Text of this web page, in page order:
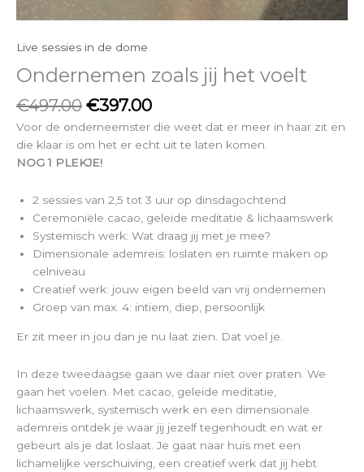
Live sessies in de dome
Ondernemen zoals jij het voelt
€497.00 €397.00
Voor de onderneemster die weet dat er meer in haar zit en
die klaar is om het er echt uit te laten komen.
NOG 1 PLEKJE!
2 sessies van 2,5 tot 3 uur op dinsdagochtend
Ceremoniële cacao, geleide meditatie & lichaamswerk
Systemisch werk: Wat draag jij met je mee?
Dimensionale ademreis: loslaten en ruimte maken op
celniveau
Creatief werk: jouw eigen beeld van vrij ondernemen
Groep van max. 4: intiem, diep, persoonlijk
Er zit meer in jou dan je nu laat zien. Dat voel je.
In deze tweedaagse gaan we daar niet over praten. We
gaan het voelen. Met cacao, geleide meditatie,
lichaamswerk, systemisch werk en een dimensionale
ademreis ontdek je waar jij jezelf tegenhoudt en wat er
gebeurt als je dat loslaat. Je gaat naar huis met een
lichamelijke verschuiving, een creatief werk dat jij hebt